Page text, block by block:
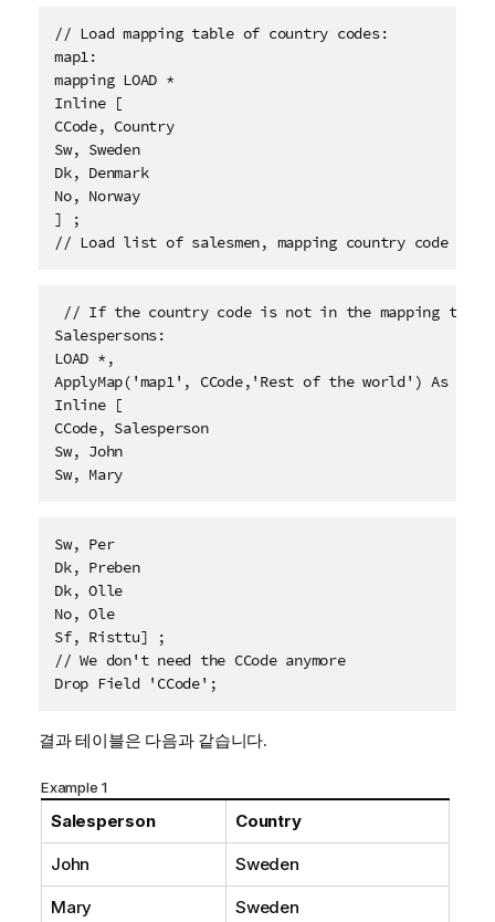
// Load mapping table of country codes:
map1:
mapping LOAD *
Inline [
CCode, Country
Sw, Sweden
Dk, Denmark
No, Norway
] ;
// Load list of salesmen, mapping country code to
// If the country code is not in the mapping
Salespersons:
LOAD *,
ApplyMap('map1', CCode,'Rest of the world') As
Inline [
CCode, Salesperson
Sw, John
Sw, Mary
Sw, Per
Dk, Preben
Dk, Olle
No, Ole
Sf, Risttu] ;
// We don't need the CCode anymore
Drop Field 'CCode';
결과 테이블은 다음과 같습니다.
Example 1
Salesperson Country
John Sweden
Mary Sweden